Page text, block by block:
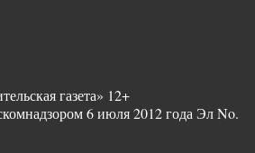
газета» 12+
6 июля 2012 года Эл No.